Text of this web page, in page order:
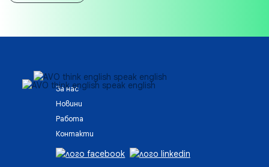
За нас
Новини
Работа
Контакти